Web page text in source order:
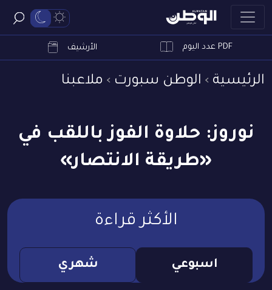
PDF عدد اليوم الأرشيف
الرئيسية الوطن سبورت ملاعبنا
نوروز: حلاوة الفوز باللقب في
«طريقة الانتصار»
الأكثر قراءة
اسبوعي شهري